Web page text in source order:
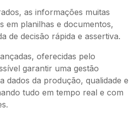
as informações muitas
em planilhas e documentos,
de decisão rápida e assertiva.
oferecidas pelo
garantir uma gestão
dados da produção, qualidade e
tudo em tempo real e com